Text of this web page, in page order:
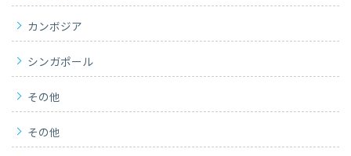
カンボジア
シンガポール
その他
その他